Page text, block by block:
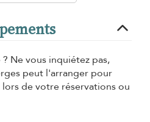
Ne vous inquiétez pas,
peut l'arranger pour
de votre réservations ou